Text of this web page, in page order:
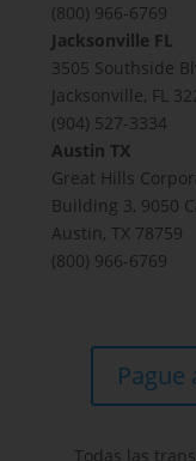
(800) 966-6769
Jacksonville FL
3505 Southside
Jacksonville, FL
(904) 527-3334
Austin TX
Great Hills
Building 3, 9050
Austin, TX 78759
(800) 966-6769
Pague
Todas las